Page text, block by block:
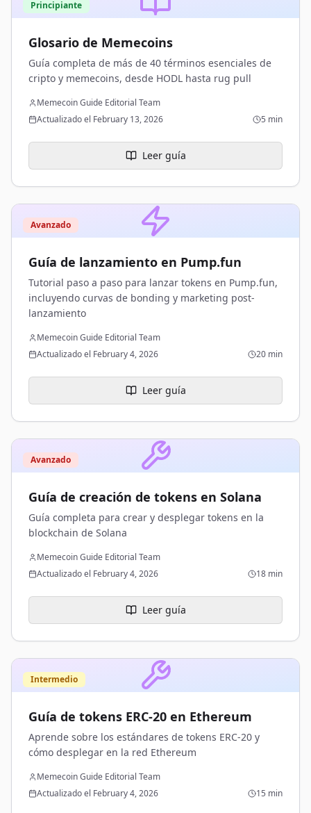
Principiante
Glosario de Memecoins
Guía completa de más de 40 términos esenciales de
cripto y memecoins, desde HODL hasta rug pull
Memecoin Guide Editorial Team
Actualizado el February 13, 2026
5 min
Leer guía
Avanzado
Guía de lanzamiento en Pump.fun
Tutorial paso a paso para lanzar tokens en Pump.fun,
incluyendo curvas de bonding y marketing post-
lanzamiento
Memecoin Guide Editorial Team
Actualizado el February 4, 2026
20 min
Leer guía
Avanzado
Guía de creación de tokens en Solana
Guía completa para crear y desplegar tokens en la
blockchain de Solana
Memecoin Guide Editorial Team
Actualizado el February 4, 2026
18 min
Leer guía
Intermedio
Guía de tokens ERC-20 en Ethereum
Aprende sobre los estándares de tokens ERC-20 y
cómo desplegar en la red Ethereum
Memecoin Guide Editorial Team
Actualizado el February 4, 2026
15 min